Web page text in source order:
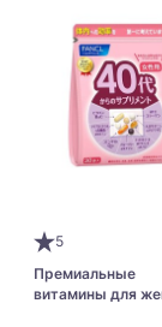
5
Премиальные
витамины для